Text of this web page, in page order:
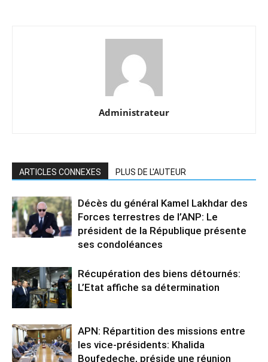
Administrateur
ARTICLES CONNEXES PLUS DE L'AUTEUR
Décès du général Kamel Lakhdar des
Forces terrestres de l’ANP: Le
président de la République présente
ses condoléances
Récupération des biens détournés:
L’Etat affiche sa détermination
APN: Répartition des missions entre
les vice-présidents: Khalida
Boufedeche, préside une réunion